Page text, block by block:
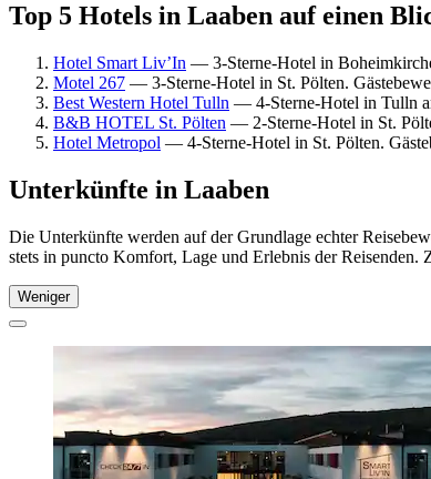
Top 5 Hotels in Laaben auf einen
Hotel Smart Liv’In — 3-Sterne-Hotel in
Motel 267 — 3-Sterne-Hotel in St. Pölten.
Best Western Hotel Tulln — 4-Sterne-Hotel in Tulln
B&B HOTEL St. Pölten — 2-Sterne-Hotel in St.
Hotel Metropol — 4-Sterne-Hotel in St. Pölten.
Unterkünfte in Laaben
Die Unterkünfte werden auf der Grundlage echter
stets in puncto Komfort, Lage und Erlebnis der Reisenden.
Weniger